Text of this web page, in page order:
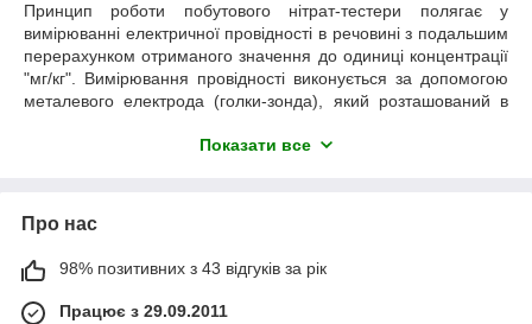
Принцип роботи побутового нітрат-тестери полягає у
вимірюванні електричної провідності в речовині з подальшим
перерахунком отриманого значення до одиниці концентрації
"мг/кг". Вимірювання провідності виконується за допомогою
металевого електрода (голки-зонда), який розташований в
іонної селекції з'єднання NO3-(нітратів). Тому для
Правило 1. Перевіряти нітрати побутовим нітрат-
приладах «прошиті» спеціальні коефіцієнти, підібрані для
тестери для контролю нітратів в кулінарно оброблених
Показати все
Про нас
98% позитивних з 43 відгуків за рік
Працює з 29.09.2011